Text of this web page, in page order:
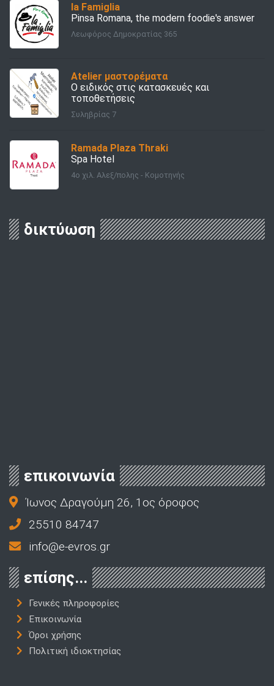
la Famiglia
Pinsa Romana, the modern foodie's answer
Λεωφόρος Δημοκρατίας 365
Atelier μαστορέματα
Ο ειδικός στις κατασκευές και
τοποθετήσεις
Συληβρίας 7
Ramada Plaza Thraki
Spa Hotel
4ο χιλ. Αλεξ/πολης - Κομοτηνής
δικτύωση
επικοινωνία
Ίωνος Δραγούμη 26, 1ος όροφος
25510 84747
info@e-evros.gr
επίσης...
Γενικές πληροφορίες
Επικοινωνία
Όροι χρήσης
Πολιτική ιδιοκτησίας